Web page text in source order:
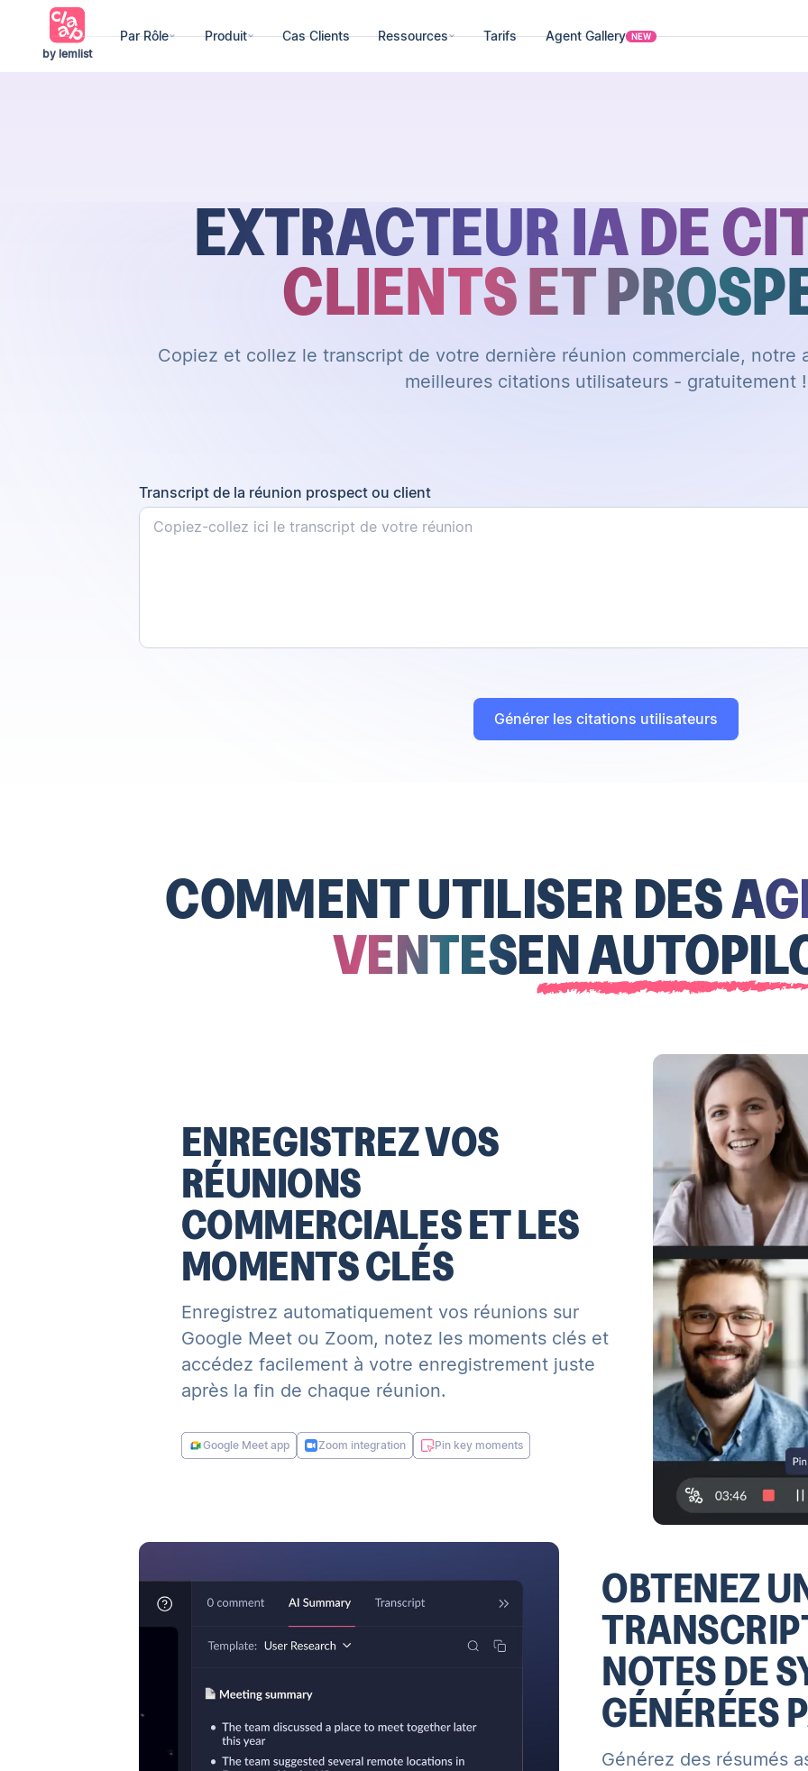
by lemlist
Par Rôle Produit Cas Clients Ressources Tarifs Agent Gallery NEW
EXTRACTEUR IA DE
CLIENTS ET
Copiez et collez le transcript de votre dernière réunion commerciale, notre
meilleures citations utilisateurs - gratuitement !
Transcript de la réunion prospect ou client
Générer les citations utilisateurs
COMMENT UTILISER DES
VENTESEN
ENREGISTREZ VOS
RÉUNIONS
COMMERCIALES ET LES
MOMENTS CLÉS
Enregistrez automatiquement vos réunions sur
Google Meet ou Zoom, notez les moments clés et
accédez facilement à votre enregistrement juste
après la fin de chaque réunion.
Google Meet app Zoom integration Pin key moments
OBTENEZ
NOTES DE
GÉNÉRÉES
Générez des résumés